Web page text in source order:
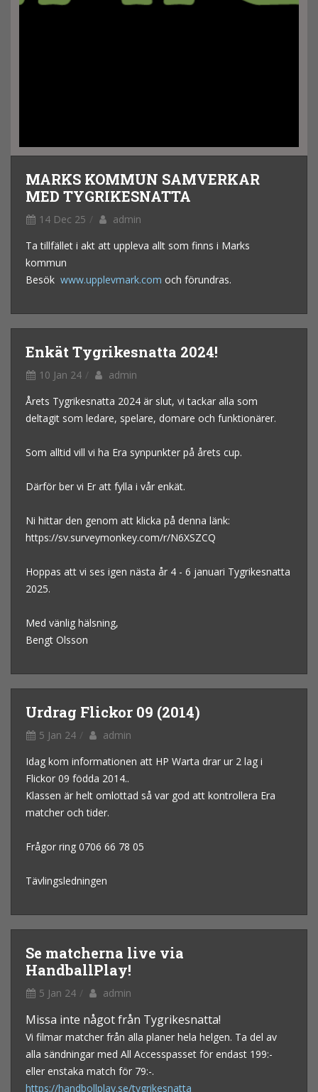
MARKS KOMMUN SAMVERKAR
MED TYGRIKESNATTA
14 Dec 25
admin
Ta tillfället i akt att uppleva allt som finns i Marks
kommun
Besök www.upplevmark.com och förundras.
Enkät Tygrikesnatta 2024!
10 Jan 24
admin
Årets Tygrikesnatta 2024 är slut, vi tackar alla som
deltagit som ledare, spelare, domare och funktionärer.
Som alltid vill vi ha Era synpunkter på årets cup.
Därför ber vi Er att fylla i vår enkät.
Ni hittar den genom att klicka på denna länk:
https://sv.surveymonkey.com/r/N6XSZCQ
Hoppas att vi ses igen nästa år 4 - 6 januari Tygrikesnatta
2025.
Med vänlig hälsning,
Bengt Olsson
Urdrag Flickor 09 (2014)
5 Jan 24
admin
Idag kom informationen att HP Warta drar ur 2 lag i
Flickor 09 födda 2014..
Klassen är helt omlottad så var god att kontrollera Era
matcher och tider.
Frågor ring 0706 66 78 05
Tävlingsledningen
Se matcherna live via
HandballPlay!
5 Jan 24 admin
Missa inte något från Tygrikesnatta!
Vi filmar matcher från alla planer hela helgen. Ta del av
alla sändningar med All Accesspasset för endast 199:-
eller enstaka match för 79:-.
https://handbollplay.se/tygrikesnatta